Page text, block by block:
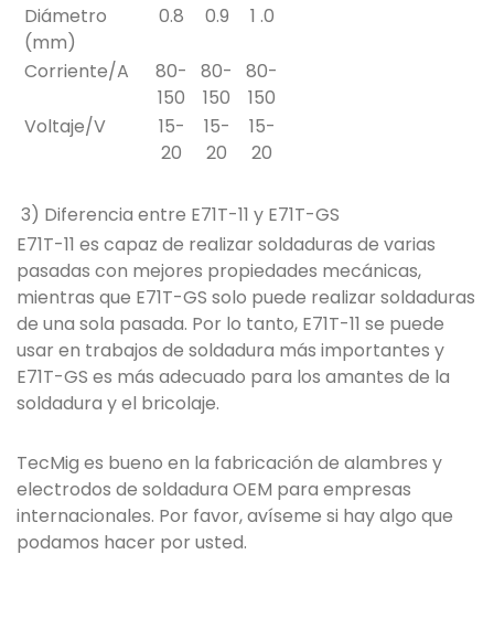
Diámetro
(mm)
0.8 0.9 1 .0
Corriente/A
80-
150
80-
150
80-
150
Voltaje/V
15-
20
15-
20
15-
20
3) Diferencia entre E71T-11 y E71T-GS
E71T-11 es capaz de realizar soldaduras de varias
pasadas con mejores propiedades mecánicas,
mientras que E71T-GS solo puede realizar soldaduras
de una sola pasada. Por lo tanto, E71T-11 se puede
usar en trabajos de soldadura más importantes y
E71T-GS es más adecuado para los amantes de la
soldadura y el bricolaje.
TecMig es bueno en la fabricación de alambres y
electrodos de soldadura OEM para empresas
internacionales. Por favor, avíseme si hay algo que
podamos hacer por usted.